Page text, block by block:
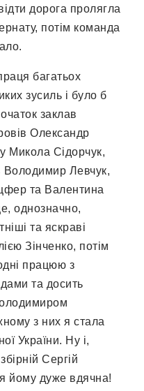
дорога пролягла
потім команда
багатьох
зусиль і було б
заклав
Олександр
Микола Сідорчук,
Володимир Левчук,
та Валентина
однозначно,
та яскраві
Зінченко, потім
працюю з
та досить
з них я стала
України. Ну і,
Сергій
йому дуже вдячна!